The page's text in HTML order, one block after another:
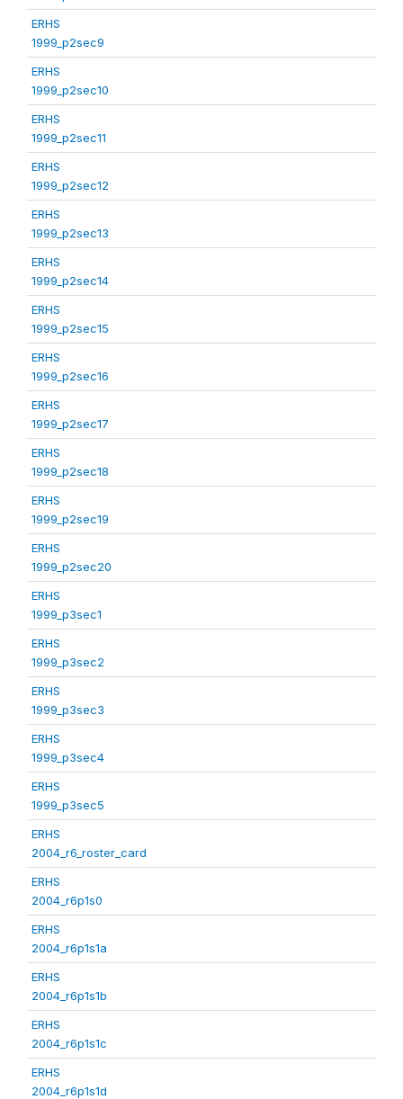
ERHS
1999_p2sec9
ERHS
1999_p2sec10
ERHS
1999_p2sec11
ERHS
1999_p2sec12
ERHS
1999_p2sec13
ERHS
1999_p2sec14
ERHS
1999_p2sec15
ERHS
1999_p2sec16
ERHS
1999_p2sec17
ERHS
1999_p2sec18
ERHS
1999_p2sec19
ERHS
1999_p2sec20
ERHS
1999_p3sec1
ERHS
1999_p3sec2
ERHS
1999_p3sec3
ERHS
1999_p3sec4
ERHS
1999_p3sec5
ERHS
2004_r6_roster_card
ERHS
2004_r6p1s0
ERHS
2004_r6p1s1a
ERHS
2004_r6p1s1b
ERHS
2004_r6p1s1c
ERHS
2004_r6p1s1d